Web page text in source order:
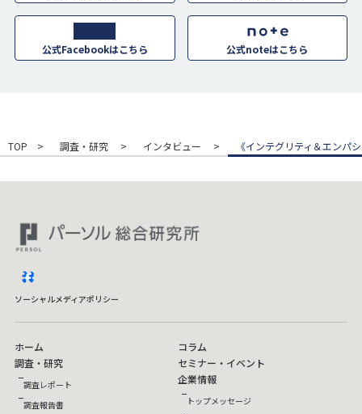
公式Facebookはこちら 公式noteはこちら
TOP 調査・研究 インタビュー 《インテグリティ＆エンパ
ソーシャルメディアポリシー
ホーム
調査・研究
調査レポート
調査報告書
コラム
セミナー・イベント
企業情報
トップメッセージ